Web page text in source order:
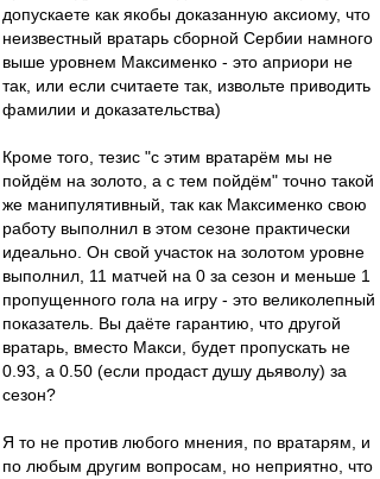
допускаете как якобы доказанную аксиому, что
неизвестный вратарь сборной Сербии намного
выше уровнем Максименко - это априори не
так, или если считаете так, извольте приводить
фамилии и доказательства)
Кроме того, тезис "с этим вратарём мы не
пойдём на золото, а с тем пойдём" точно такой
же манипулятивный, так как Максименко свою
работу выполнил в этом сезоне практически
идеально. Он свой участок на золотом уровне
выполнил, 11 матчей на 0 за сезон и меньше 1
пропущенного гола на игру - это великолепный
показатель. Вы даёте гарантию, что другой
вратарь, вместо Макси, будет пропускать не
0.93, а 0.50 (если продаст душу дьяволу) за
сезон?
Я то не против любого мнения, по вратарям, и
по любым другим вопросам, но неприятно, что